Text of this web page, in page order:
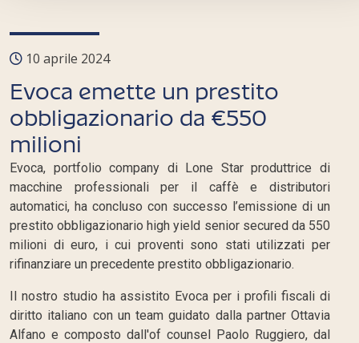
10 aprile 2024
Evoca emette un prestito
obbligazionario da €550
milioni
Evoca, portfolio company di Lone Star produttrice di
macchine professionali per il caffè e distributori
automatici, ha concluso con successo l’emissione di un
prestito obbligazionario high yield senior secured da 550
milioni di euro, i cui proventi sono stati utilizzati per
rifinanziare un precedente prestito obbligazionario.
Il nostro studio ha assistito Evoca per i profili fiscali di
diritto italiano con un team guidato dalla partner Ottavia
Alfano e composto dall'of counsel Paolo Ruggiero, dal